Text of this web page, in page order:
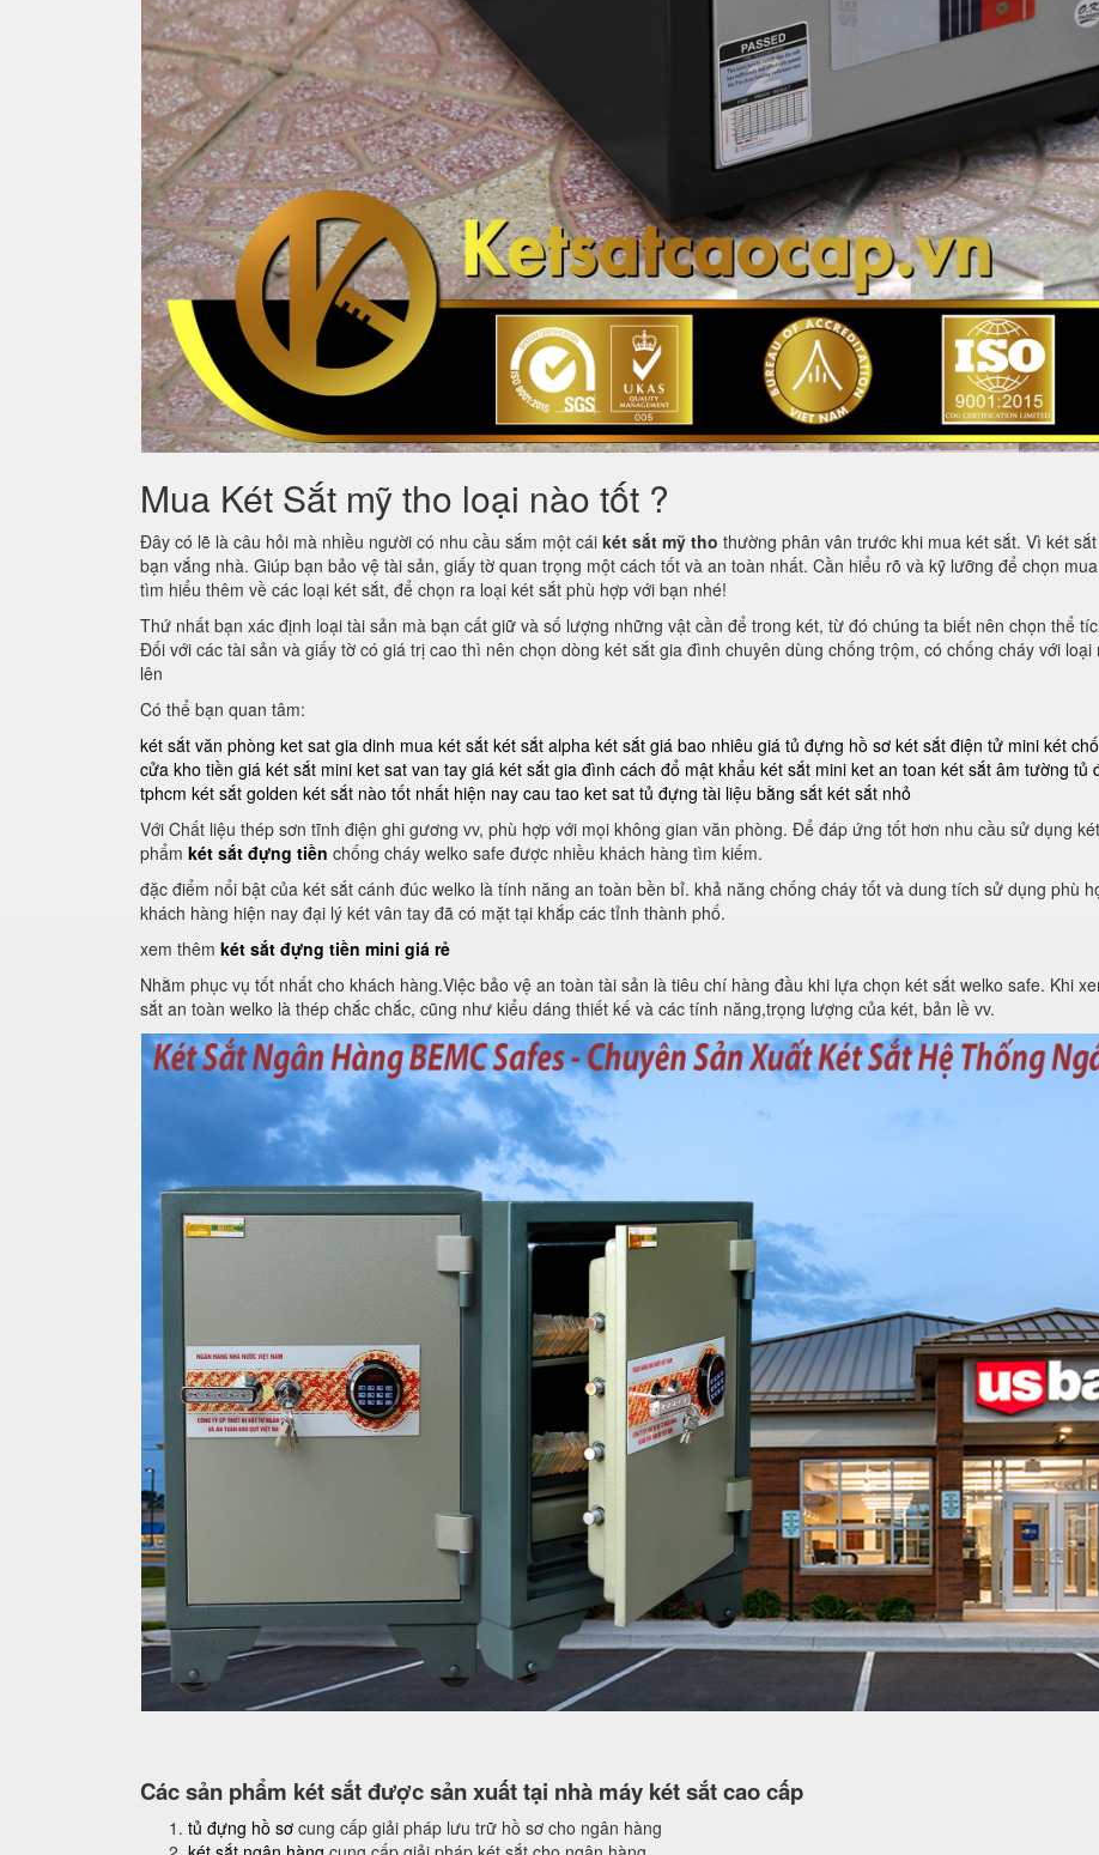
Mua Két Sắt mỹ tho loại nào tốt ?
Đây có lẽ là câu hỏi mà nhiều người có nhu cầu sắm một cái két sắt mỹ tho thường phân vân trước khi mua két sắt. Vì két
bạn vắng nhà. Giúp bạn bảo vệ tài sản, giấy tờ quan trọng một cách tốt và an toàn nhất. Cần hiểu rõ và kỹ lưỡng để chọn
tìm hiểu thêm về các loại két sắt, để chọn ra loại két sắt phù hợp với bạn nhé!
Thứ nhất bạn xác định loại tài sản mà bạn cất giữ và số lượng những vật cần để trong két, từ đó chúng ta biết nên chọn thể
Đối với các tài sản và giấy tờ có giá trị cao thì nên chọn dòng két sắt gia đình chuyên dùng chống trộm, có chống cháy với
lên
Có thể bạn quan tâm:
két sắt văn phòng ket sat gia dinh mua két sắt két sắt alpha két sắt giá bao nhiêu giá tủ đựng hồ sơ két sắt điện tử mini két
cửa kho tiền giá két sắt mini ket sat van tay giá két sắt gia đình cách đổ mật khẩu két sắt mini ket an toan két sắt âm tường tủ
tphcm két sắt golden két sắt nào tốt nhất hiện nay cau tao ket sat tủ đựng tài liệu bằng sắt két sắt nhỏ
Với Chất liệu thép sơn tĩnh điện ghi gương vv, phù hợp với mọi không gian văn phòng. Để đáp ứng tốt hơn nhu cầu sử dụng
phẩm két sắt đựng tiền chống cháy welko safe được nhiều khách hàng tìm kiếm.
đặc điểm nổi bật của két sắt cánh đúc welko là tính năng an toàn bền bỉ. khả năng chống cháy tốt và dung tích sử dụng phù
khách hàng hiện nay đại lý két vân tay đã có mặt tại khắp các tỉnh thành phố.
xem thêm két sắt đựng tiền mini giá rẻ
Nhằm phục vụ tốt nhất cho khách hàng.Việc bảo vệ an toàn tài sản là tiêu chí hàng đầu khi lựa chọn két sắt welko safe. Khi
sắt an toàn welko là thép chắc chắc, cũng như kiểu dáng thiết kế và các tính năng,trọng lượng của két, bản lề vv.
Các sản phẩm két sắt được sản xuất tại nhà máy két sắt cao cấp
tủ đựng hồ sơ cung cấp giải pháp lưu trữ hồ sơ cho ngân hàng